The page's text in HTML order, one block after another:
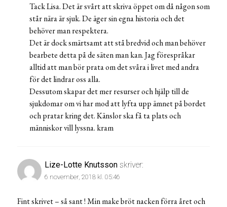
Tack Lisa. Det är svårt att skriva öppet om då någon som
står nära är sjuk. De äger sin egna historia och det
behöver man respektera.
Det är dock smärtsamt att stå bredvid och man behöver
bearbete detta på de säten man kan. Jag förespråkar
alltid att man bör prata om det svåra i livet med andra
för det lindrar oss alla.
Dessutom skapar det mer resurser och hjälp till de
sjukdomar om vi har mod att lyfta upp ämnet på bordet
och pratar kring det. Känslor ska få ta plats och
människor vill lyssna. kram
Lize-Lotte Knutsson skriver:
6 november, 2018 kl. 05:46
Fint skrivet – så sant ! Min make bröt nacken förra året och